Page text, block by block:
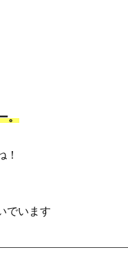
。
！
でいます